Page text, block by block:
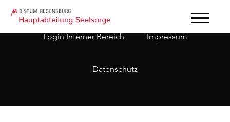
Login Interner Bereich Impressum
Datenschutz